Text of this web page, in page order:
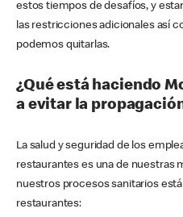
estos tiempos de desafíos, y
las restricciones adicionales así
podemos quitarlas.
¿Qué está haciendo
a evitar la
La salud y seguridad de los
restaurantes es una de nuestras
nuestros procesos sanitarios
restaurantes: